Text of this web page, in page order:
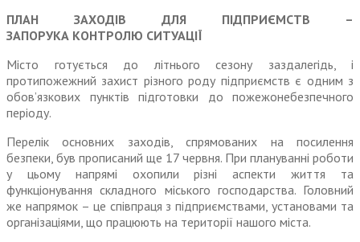
ПЛАН ЗАХОДІВ ДЛЯ ПІДПРИЄМСТВ –
ЗАПОРУКА КОНТРОЛЮ СИТУАЦІЇ
Місто готується до літнього сезону заздалегідь, і
протипожежний захист різного роду підприємств є одним з
обов’язкових пунктів підготовки до пожежонебезпечного
періоду.
Перелік основних заходів, спрямованих на посилення
безпеки, був прописаний ще 17 червня. При плануванні роботи
у цьому напрямі охопили різні аспекти життя та
функціонування складного міського господарства. Головний
же напрямок – це співпраця з підприємствами, установами та
організаціями, що працюють на території нашого міста.